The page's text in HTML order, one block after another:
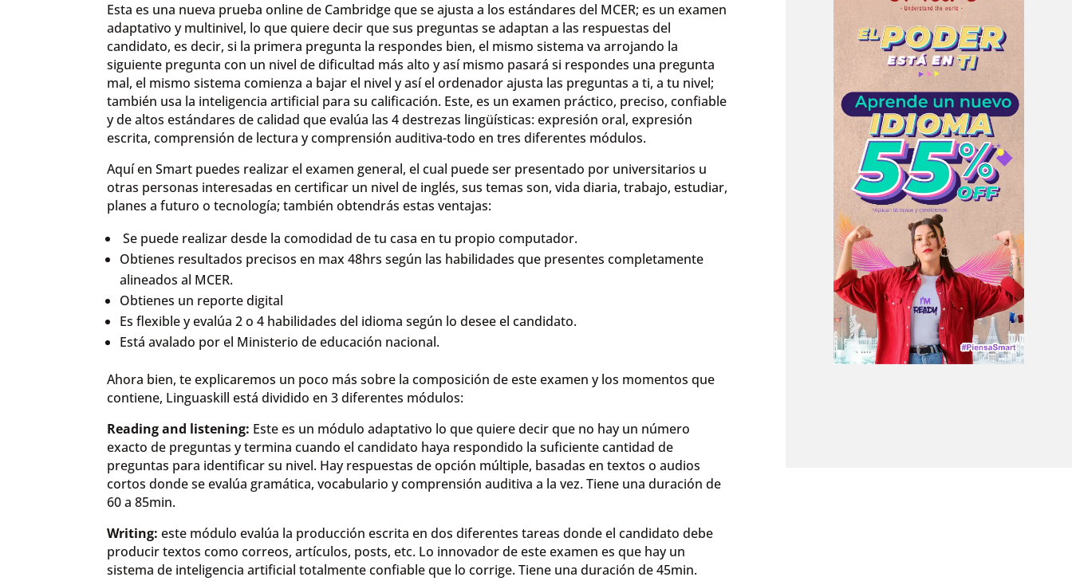
Esta es una nueva prueba online de Cambridge que se ajusta a los estándares del MCER; es un examen
adaptativo y multinivel, lo que quiere decir que sus preguntas se adaptan a las respuestas del
candidato, es decir, si la primera pregunta la respondes bien, el mismo sistema va arrojando la
siguiente pregunta con un nivel de dificultad más alto y así mismo pasará si respondes una pregunta
mal, el mismo sistema comienza a bajar el nivel y así el ordenador ajusta las preguntas a ti, a tu nivel;
también usa la inteligencia artificial para su calificación. Este, es un examen práctico, preciso, confiable
y de altos estándares de calidad que evalúa las 4 destrezas lingüísticas: expresión oral, expresión
escrita, comprensión de lectura y comprensión auditiva-todo en tres diferentes módulos.
Aquí en Smart puedes realizar el examen general, el cual puede ser presentado por universitarios u
otras personas interesadas en certificar un nivel de inglés, sus temas son, vida diaria, trabajo, estudiar,
planes a futuro o tecnología; también obtendrás estas ventajas:
Se puede realizar desde la comodidad de tu casa en tu propio computador.
Obtienes resultados precisos en max 48hrs según las habilidades que presentes completamente
alineados al MCER.
Obtienes un reporte digital
Es flexible y evalúa 2 o 4 habilidades del idioma según lo desee el candidato.
Está avalado por el Ministerio de educación nacional.
Ahora bien, te explicaremos un poco más sobre la composición de este examen y los momentos que
contiene, Linguaskill está dividido en 3 diferentes módulos:
Reading and listening: Este es un módulo adaptativo lo que quiere decir que no hay un número
exacto de preguntas y termina cuando el candidato haya respondido la suficiente cantidad de
preguntas para identificar su nivel. Hay respuestas de opción múltiple, basadas en textos o audios
cortos donde se evalúa gramática, vocabulario y comprensión auditiva a la vez. Tiene una duración de
60 a 85min.
Writing: este módulo evalúa la producción escrita en dos diferentes tareas donde el candidato debe
producir textos como correos, artículos, posts, etc. Lo innovador de este examen es que hay un
sistema de inteligencia artificial totalmente confiable que lo corrige. Tiene una duración de 45min.